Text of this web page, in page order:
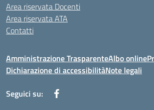
Area riservata Docenti
Area riservata ATA
Contatti
Amministrazione TrasparenteAlbo online
Dichiarazione di accessibilitàNote legali
Seguici su: